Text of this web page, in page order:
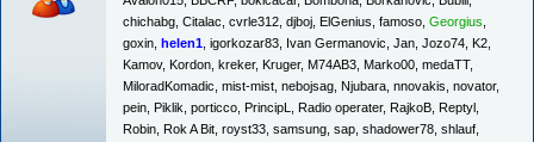
chichabg Citalac cvrle312 djboj ElGenius famoso Georgius
goxin helen1 igorkozar83 Ivan Germanovic Jan Jozo74 K2
Kamov, Kordon kreker, Kruger, M74AB3 Marko00 medaTT,
MiloradKomadic mist-mist nebojsag Njubara nnovakis novator,
pein Piklik porticco PrincipL Radio operater, RajkoB Reptyl
Robin Rok A Bit royst33 samsung sap shadower78 shlauf